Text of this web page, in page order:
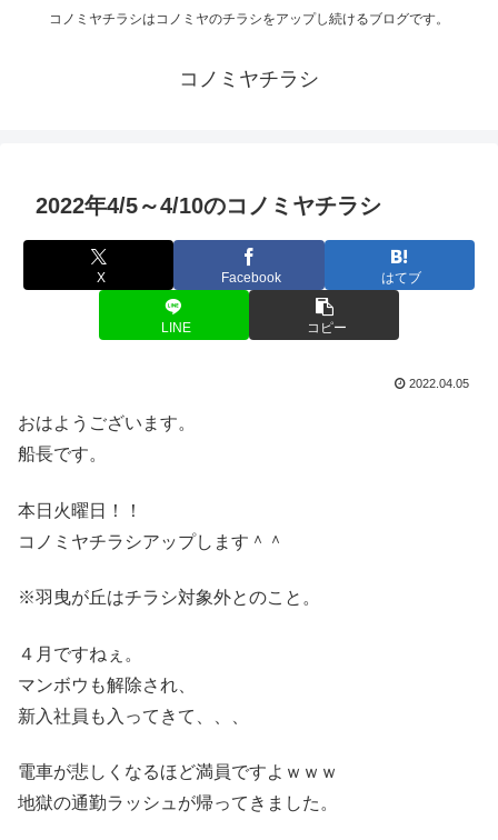
コノミヤチラシはコノミヤのチラシをアップし続けるブログです。
コノミヤチラシ
2022年4/5～4/10のコノミヤチラシ
X Facebook はてブ
LINE コピー
2022.04.05
おはようございます。
船長です。
本日火曜日！！
コノミヤチラシアップします＾＾
※羽曳が丘はチラシ対象外とのこと。
４月ですねぇ。
マンボウも解除され、
新入社員も入ってきて、、、
電車が悲しくなるほど満員ですよｗｗｗ
地獄の通勤ラッシュが帰ってきました。